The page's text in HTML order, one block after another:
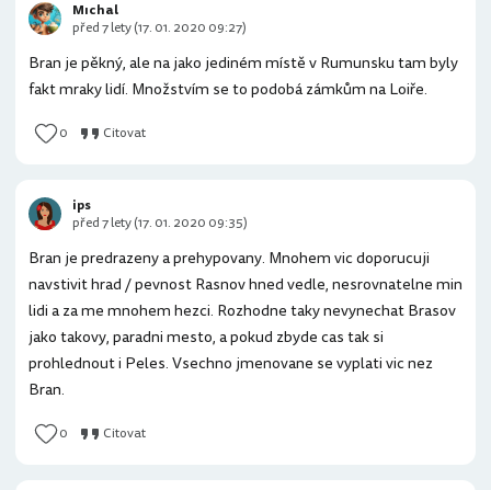
Bran je pěkný, ale na jako jediném místě v Rumunsku tam byly
fakt mraky lidí. Množstvím se to podobá zámkům na Loiře.
0 Citovat
Mıchal
před 7 lety (17. 01. 2020 09:27)
Bran je predrazeny a prehypovany. Mnohem vic doporucuji
navstivit hrad / pevnost Rasnov hned vedle, nesrovnatelne min
lidi a za me mnohem hezci. Rozhodne taky nevynechat Brasov
jako takovy, paradni mesto, a pokud zbyde cas tak si
prohlednout i Peles. Vsechno jmenovane se vyplati vic nez
Bran.
0 Citovat
ips
před 7 lety (17. 01. 2020 09:35)